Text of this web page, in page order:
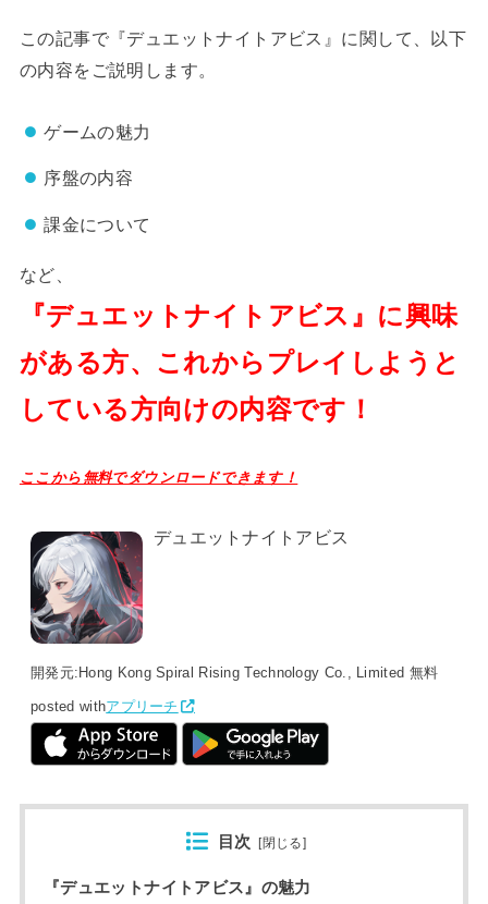
この記事で『デュエットナイトアビス』に関して、以下
の内容をご説明します。
ゲームの魅力
序盤の内容
課金について
など、
『デュエットナイトアビス』に興味
がある方、これからプレイしようと
している方向けの内容です！
ここから無料でダウンロードできます！
デュエットナイトアビス
開発元: Hong Kong Spiral Rising Technology Co., Limited 無料
posted withアプリーチ
目次 [閉じる]
『デュエットナイトアビス』の魅力